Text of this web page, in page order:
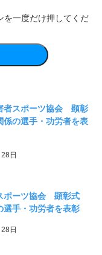
を一度だけ押してくだ
者スポーツ協会 顕彰
の選手・功労者を表
日
ポーツ協会 顕彰式
選手・功労者を表彰
日